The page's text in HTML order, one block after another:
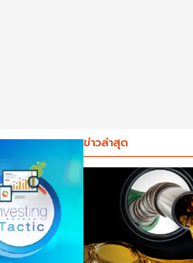
ข่าวล่าสุด